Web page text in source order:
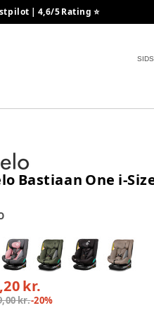
| 4,6/5 Rating ⭐️
Bastiaan One i-
kr.
kr.-20%